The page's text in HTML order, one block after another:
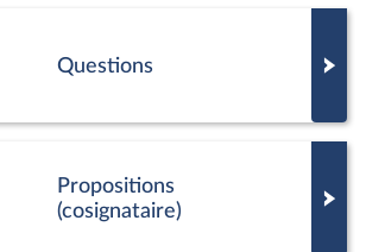
Questions
Propositions
(cosignataire)